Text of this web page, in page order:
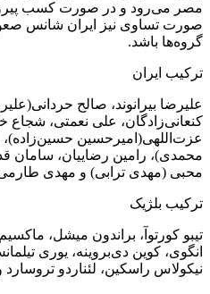
مصر می‌رود و در صورت کسب
صورت تساوی نیز ایران شانس صعود
گروه‌ها باشد.
ترکیب ایران
علیرضا بیرانوند، صالح
کنعانی‌زادگان، علی نعمتی، شجاع
عزت‌اللهی(امیرحسین
محمدی)، رامین رضاییان، سامان
محبی (مهدی ترابی) و مهدی
ترکیب بلژیک
تیبو کورتوآ، براندون میشل،
انگوی، کوین دی‌بروینه، یوری
نیکولاس راسکین، لئناردو تروسارد